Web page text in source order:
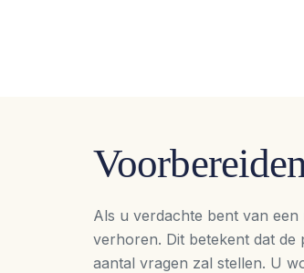
Als u verdachte bent van een
verhoren. Dit betekent dat de
aantal vragen zal stellen. U